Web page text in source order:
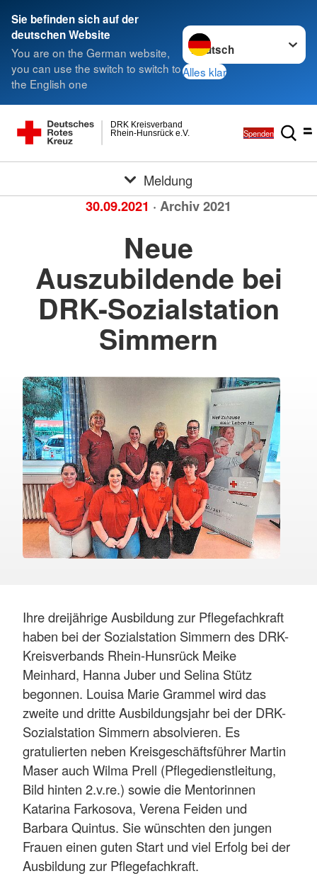
Sie befinden sich auf der
deutschen Website
You are on the German website,
you can use the switch to switch to
the English one
Sprache wechseln zu
Alles klar
Rhein-Hunsrück e.V.
DRK Kreisverband
Spenden
Meldung
30.09.2021 · Archiv 2021
Neue
Auszubildende bei
DRK-Sozialstation
Simmern
Ihre dreijährige Ausbildung zur Pflegefachkraft
haben bei der Sozialstation Simmern des DRK-
Kreisverbands Rhein-Hunsrück Meike
Meinhard, Hanna Juber und Selina Stütz
begonnen. Louisa Marie Grammel wird das
zweite und dritte Ausbildungsjahr bei der DRK-
Sozialstation Simmern absolvieren. Es
gratulierten neben Kreisgeschäftsführer Martin
Maser auch Wilma Prell (Pflegedienstleitung,
Bild hinten 2.v.re.) sowie die Mentorinnen
Katarina Farkosova, Verena Feiden und
Barbara Quintus. Sie wünschten den jungen
Frauen einen guten Start und viel Erfolg bei der
Ausbildung zur Pflegefachkraft.